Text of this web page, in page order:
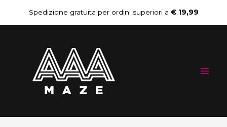
al
contenuto
Spedizione gratuita per ordini superiori a € 19,99
Navigazione
articoli